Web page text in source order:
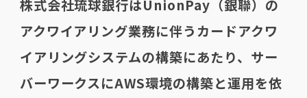
株式会社琉球銀行はUnionPay（銀聯）の
アクワイアリング業務に伴うカードアクワ
イアリングシステムの構築にあたり、サー
バーワークスにAWS環境の構築と運用を依